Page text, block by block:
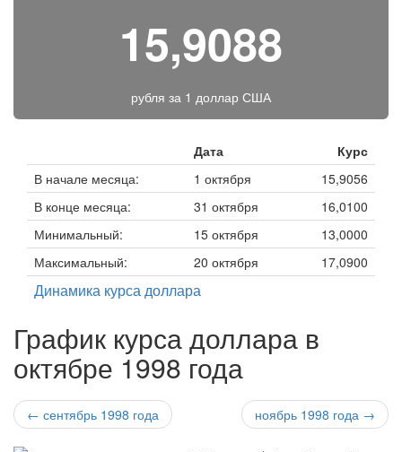
15,9088
рубля за 1 доллар США
Дата
Курс
В начале месяца:
1 октября
15,9056
В конце месяца:
31 октября
16,0100
Минимальный:
15 октября
13,0000
Максимальный:
20 октября 17,0900
Динамика курса доллара
График курса доллара в
октябре 1998 года
← сентябрь 1998 года ноябрь 1998 года →